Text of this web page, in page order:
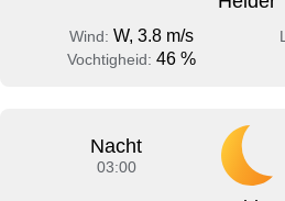
Wind: W, 3.8 m/s
Vochtigheid: 46 %
Nacht
03:00